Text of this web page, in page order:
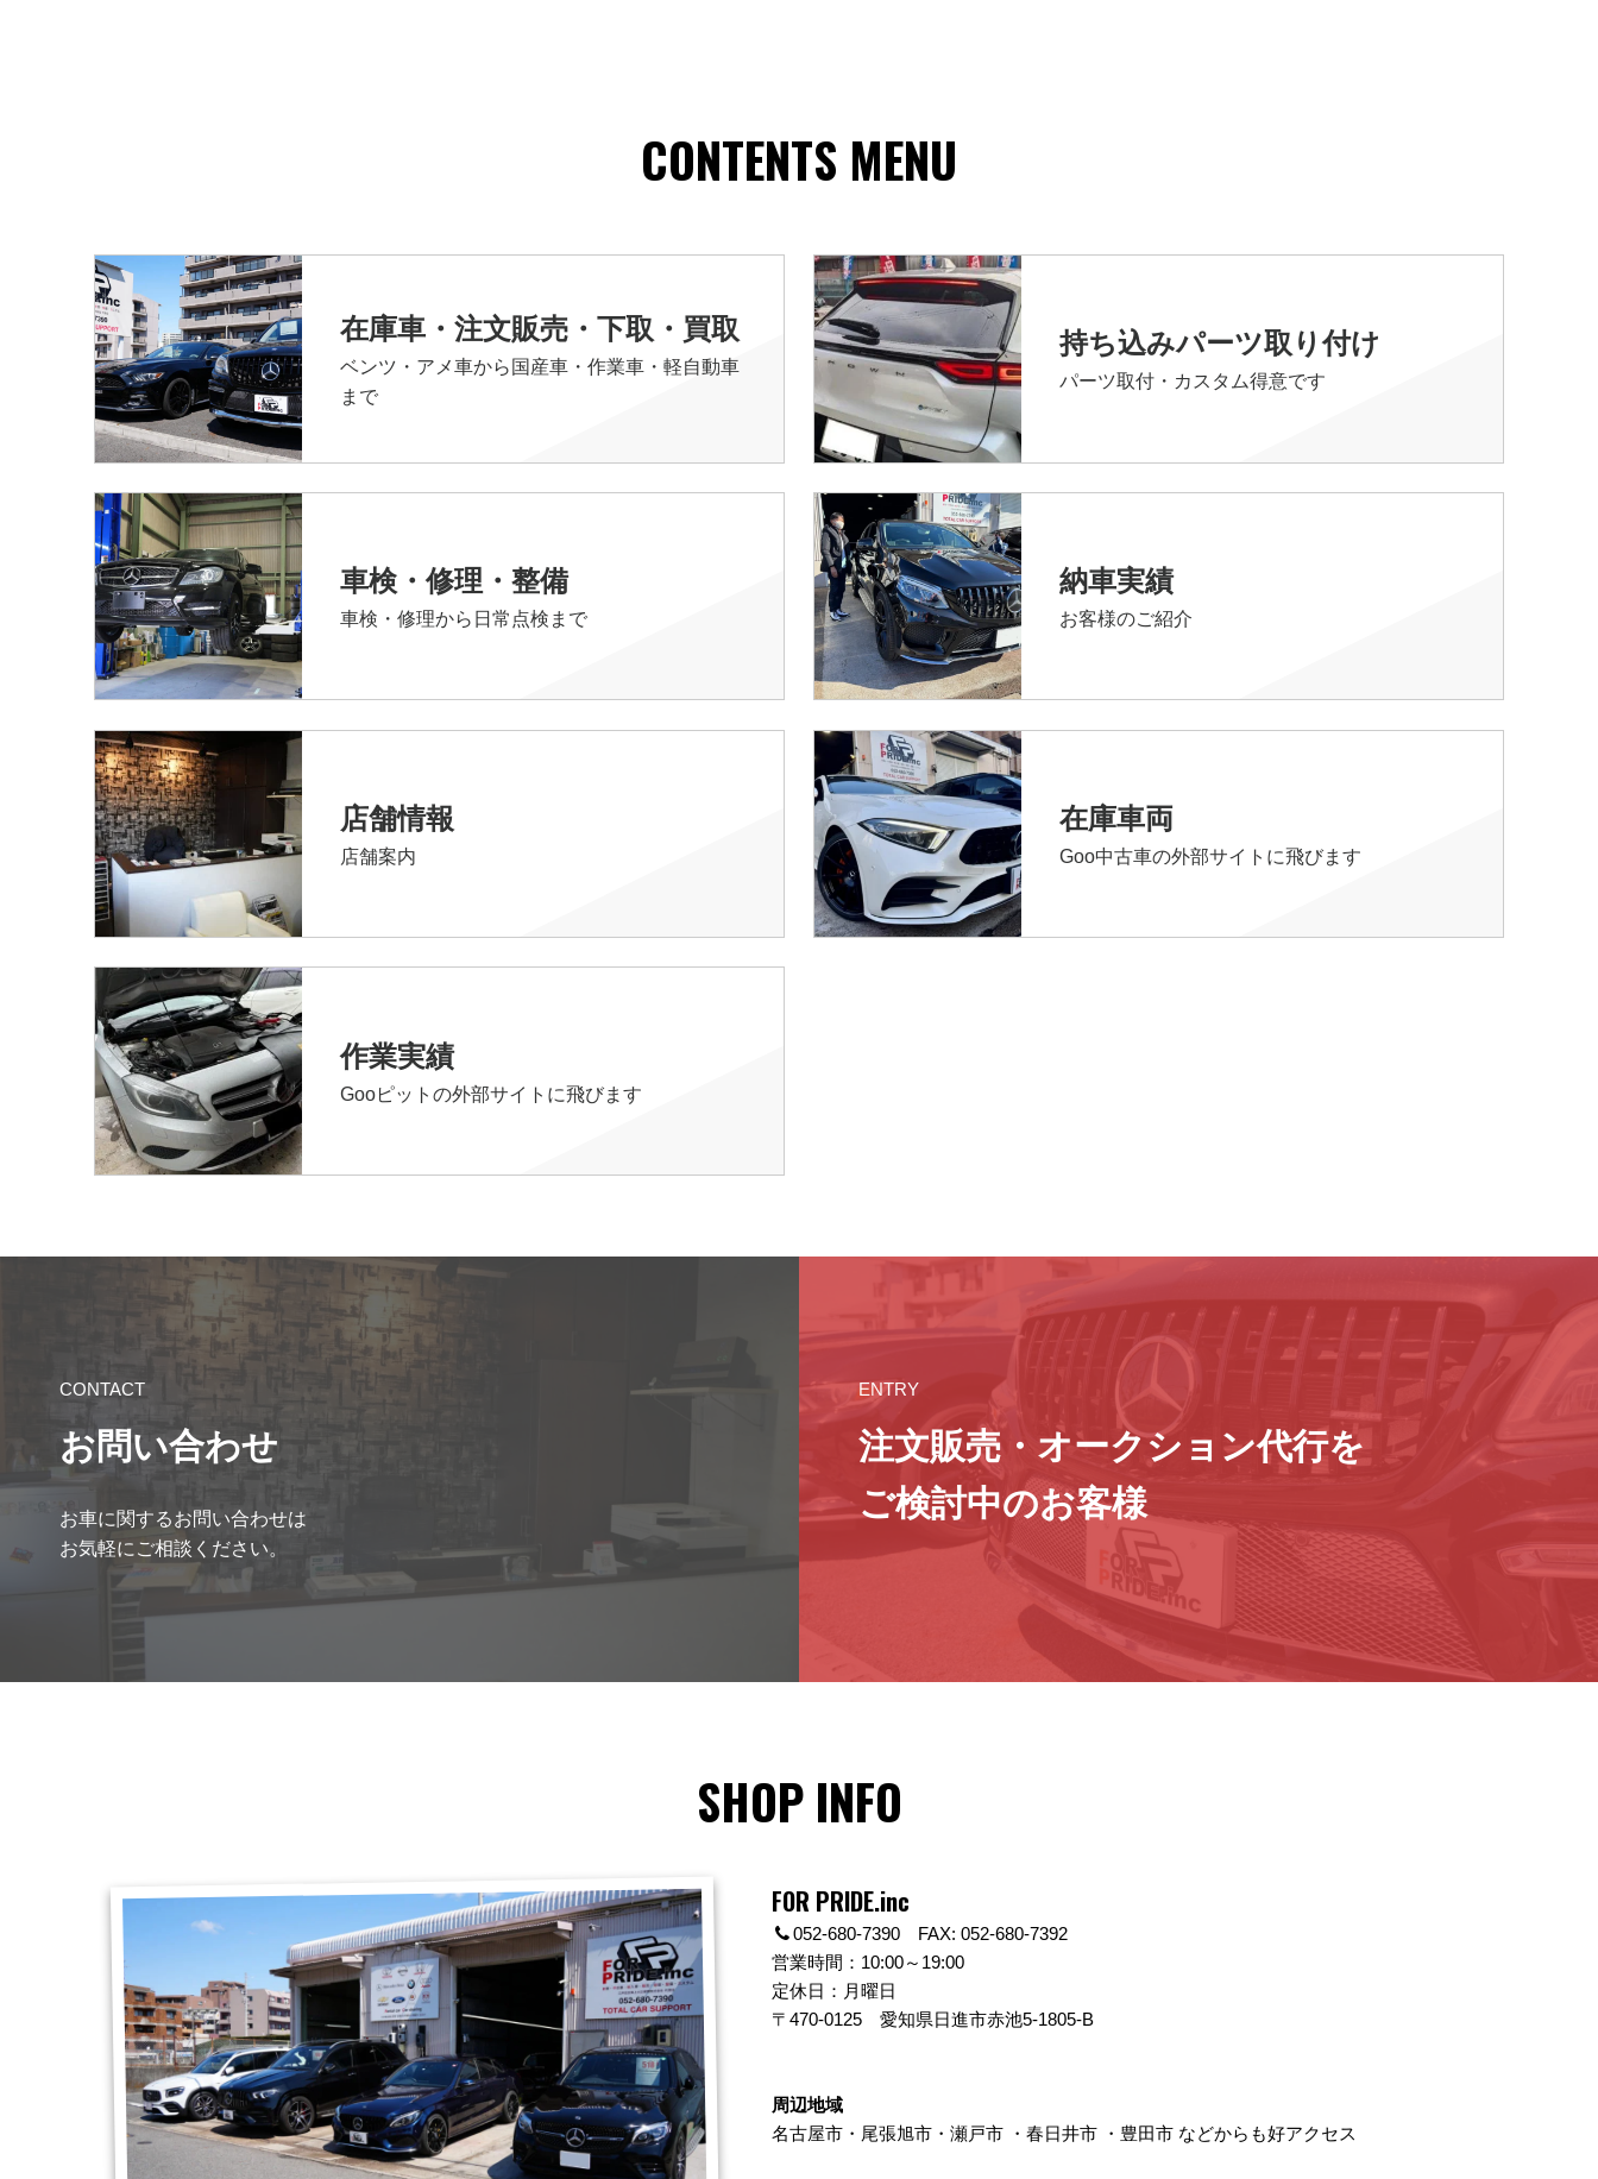
CONTENTS MENU
在庫車・注文販売・下取・買取
ベンツ・アメ車から国産車・作業車・軽自動車
まで
持ち込みパーツ取り付け
パーツ取付・カスタム得意です
車検・修理・整備
車検・修理から日常点検まで
納車実績
お客様のご紹介
店舗情報
店舗案内
在庫車両
Goo中古車の外部サイトに飛びます
作業実績
Gooピットの外部サイトに飛びます
CONTACT
お問い合わせ
お車に関するお問い合わせは
お気軽にご相談ください。
ENTRY
注文販売・オークション代行を
ご検討中のお客様
SHOP INFO
FOR PRIDE.inc
052-680-7390 FAX: 052-680-7392
営業時間：10:00～19:00
定休日：月曜日
〒470-0125 愛知県日進市赤池5-1805-B
周辺地域
名古屋市・ 尾張旭市・ 瀬戸市・ 春日井市・ 豊田市などからも好アクセス